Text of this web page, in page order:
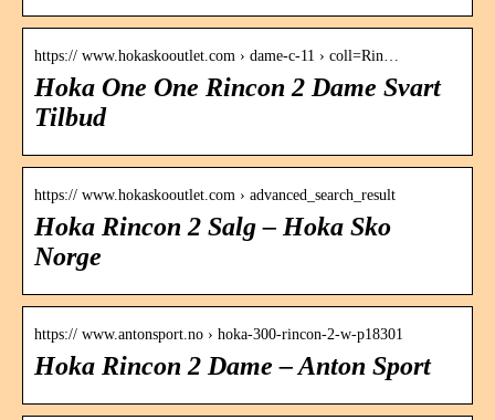
https:// www.hokaskooutlet.com › dame-c-11 › coll=Rin…
Hoka One One Rincon 2 Dame Svart
Tilbud
https:// www.hokaskooutlet.com › advanced_search_result
Hoka Rincon 2 Salg – Hoka Sko
Norge
https:// www.antonsport.no › hoka-300-rincon-2-w-p18301
Hoka Rincon 2 Dame – Anton Sport